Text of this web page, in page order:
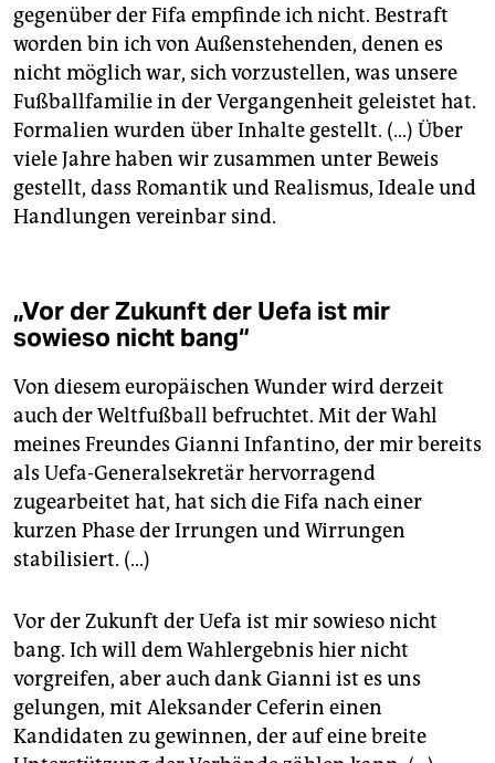
gegenüber der Fifa empfinde ich nicht. Bestraft
worden bin ich von Außenstehenden, denen es
nicht möglich war, sich vorzustellen, was unsere
Fußballfamilie in der Vergangenheit geleistet hat.
Formalien wurden über Inhalte gestellt. (…) Über
viele Jahre haben wir zusammen unter Beweis
gestellt, dass Romantik und Realismus, Ideale und
Handlungen vereinbar sind.
„Vor der Zukunft der Uefa ist mir
sowieso nicht bang“
Von diesem europäischen Wunder wird derzeit
auch der Weltfußball befruchtet. Mit der Wahl
meines Freundes Gianni Infantino, der mir bereits
als Uefa-Generalsekretär hervorragend
zugearbeitet hat, hat sich die Fifa nach einer
kurzen Phase der Irrungen und Wirrungen
stabilisiert. (…)
Vor der Zukunft der Uefa ist mir sowieso nicht
bang. Ich will dem Wahlergebnis hier nicht
vorgreifen, aber auch dank Gianni ist es uns
gelungen, mit Aleksander Ceferin einen
Kandidaten zu gewinnen, der auf eine breite